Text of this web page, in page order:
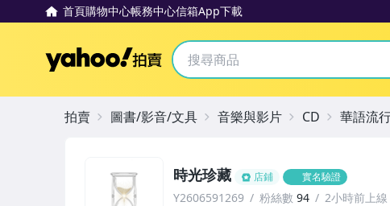
首頁購物中心帳務中心信箱App下載
Yahoo拍賣
時光珍藏 店鋪 實名驗證
Y2606591269 粉絲數 94
2小時前上線
拍賣 圖書/影音/文具 音樂與影片 CD 華語流